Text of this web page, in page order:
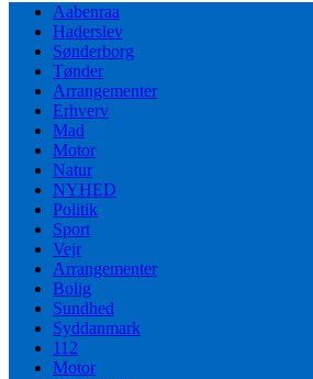
Aabenraa
Haderslev
Sønderborg
Tønder
Arrangementer
Erhverv
Mad
Motor
Natur
NYHED
Politik
Sport
Vejr
Arrangementer
Bolig
Sundhed
Syddanmark
112
Motor